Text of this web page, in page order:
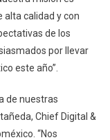
alta calidad y con
de los
por llevar
este año”.
de nuestras
Chief Digital &
“Nos